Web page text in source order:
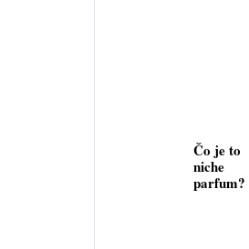
Čo je to
niche
parfum?